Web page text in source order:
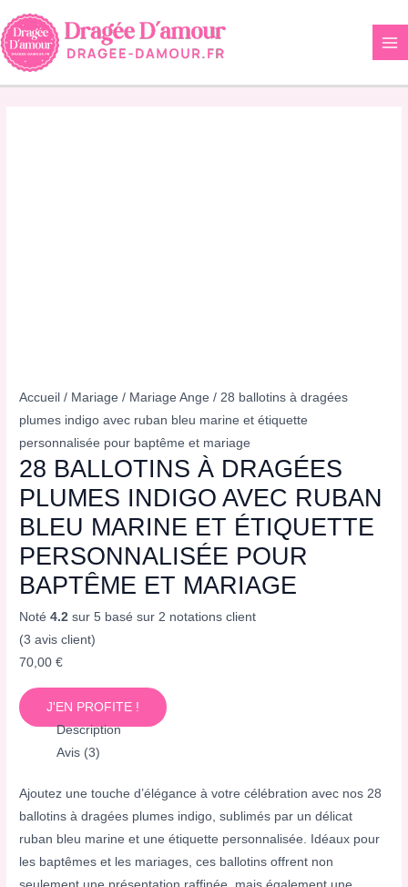
Aller
au
contenu
Accueil / Mariage / Mariage Ange / 28 ballotins à dragées
plumes indigo avec ruban bleu marine et étiquette
personnalisée pour baptême et mariage
28 BALLOTINS À DRAGÉES
PLUMES INDIGO AVEC RUBAN
BLEU MARINE ET ÉTIQUETTE
PERSONNALISÉE POUR
BAPTÊME ET MARIAGE
Noté4.2 sur 5 basé sur 2 notations client
(3 avis client)
70,00€
J'EN PROFITE !
Description
Avis (3)
Ajoutez une touche d’élégance à votre célébration avec nos 28
ballotins à dragées plumes indigo, sublimés par un délicat
ruban bleu marine et une étiquette personnalisée. Idéaux pour
les baptêmes et les mariages, ces ballotins offrent non